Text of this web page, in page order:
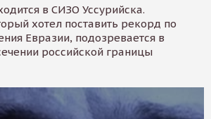
в СИЗО Уссурийска.
хотел поставить рекорд по
Евразии, подозревается в
российской границы